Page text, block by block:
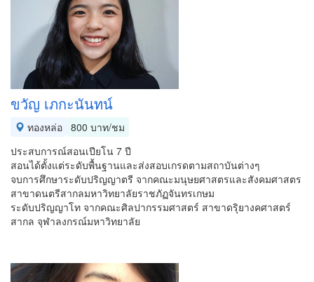
ขวัญ เภกะนันทน์
ทองหล่อ 800 บาท/ชม
ประสบการณ์สอนเปียโน 7 ปี
สอนได้ตั้งแต่ระดับพื้นฐานและส่งสอบเกรดตามสถาบันต่างๆ
จบการศึกษาระดับปริญญาตรี จากคณะมนุษยศาสตรและสังคมศาสตร
สาขาดนตรีสากลมหาวิทยาลัยราชภัฏจันทรเกษม
ระดับปริญญาโท จากคณะศิลปากรรมศาสตร์ สาขาดรุิยางคศาสตร์
สากล จุฬาลงกรณ์มหาวิทยาลัย